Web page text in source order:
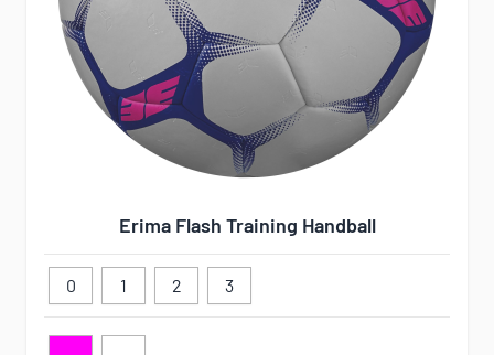
Erima Flash Training Handball
0 1 2 3